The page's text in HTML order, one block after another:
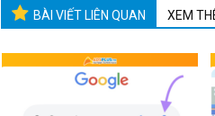
BÀI VIẾT LIÊN QUAN XEM